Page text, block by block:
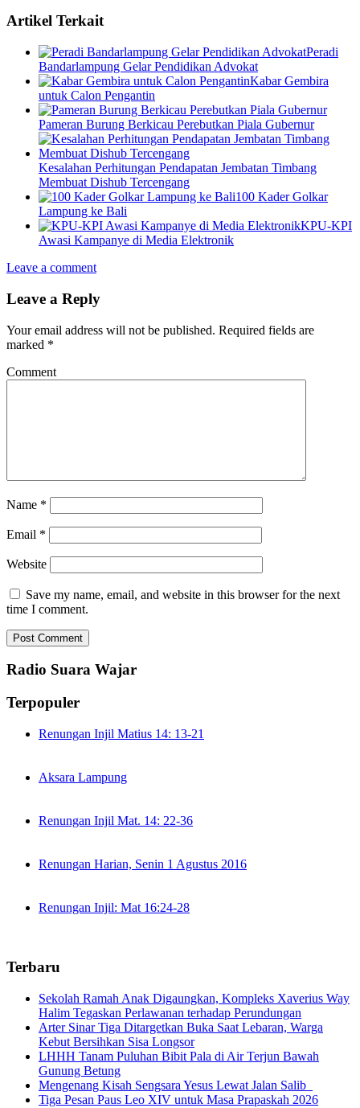
Artikel Terkait
Peradi
Bandarlampung Gelar Pendidikan Advokat
Kabar Gembira
untuk Calon Pengantin
Pameran Burung Berkicau Perebutkan Piala Gubernur
Kesalahan Perhitungan Pendapatan Jembatan Timbang
Membuat Dishub Tercengang
100 Kader Golkar
Lampung ke Bali
KPU-KPI
Awasi Kampanye di Media Elektronik
Leave a comment
Leave a Reply
Your email address will not be published. Required fields are
marked *
Comment
Name *
Email *
Website
Save my name, email, and website in this browser for the next
time I comment.
Radio Suara Wajar
Terpopuler
Renungan Injil Matius 14: 13-21
Aksara Lampung
Renungan Injil Mat. 14: 22-36
Renungan Harian, Senin 1 Agustus 2016
Renungan Injil: Mat 16:24-28
Terbaru
Sekolah Ramah Anak Digaungkan, Kompleks Xaverius Way
Halim Tegaskan Perlawanan terhadap Perundungan
Arter Sinar Tiga Ditargetkan Buka Saat Lebaran, Warga
Kebut Bersihkan Sisa Longsor
LHHH Tanam Puluhan Bibit Pala di Air Terjun Bawah
Gunung Betung
Mengenang Kisah Sengsara Yesus Lewat Jalan Salib
Tiga Pesan Paus Leo XIV untuk Masa Prapaskah 2026